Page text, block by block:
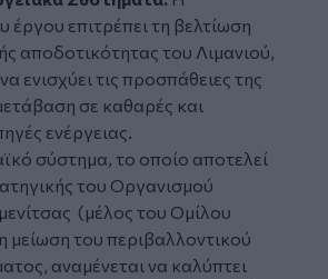
έργου επιτρέπει τη βελτίωση
αποδοτικότητας του Λιμανιού,
ενισχύει τις προσπάθειες της
σε καθαρές και
ενέργειας.
σύστημα, το οποίο αποτελεί
του Οργανισμού
(μέλος του Ομίλου
μείωση του περιβαλλοντικού
αναμένεται να καλύπτει